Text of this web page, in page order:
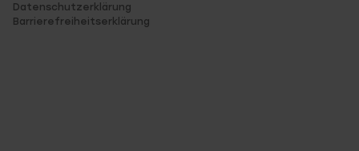
Datenschutzerklärung
Barrierefreiheitserklärung